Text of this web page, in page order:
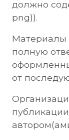
должно
png)).
Материалы
полную
от